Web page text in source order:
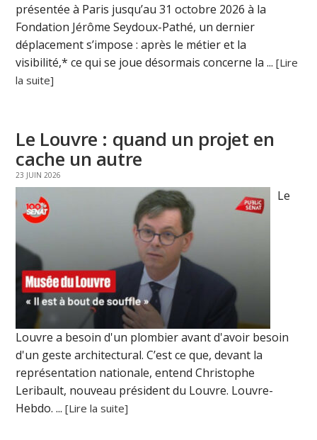
présentée à Paris jusqu’au 31 octobre 2026 à la
Fondation Jérôme Seydoux-Pathé, un dernier
déplacement s’impose : après le métier et la
visibilité,* ce qui se joue désormais concerne la ...[Lire
la suite]
Le Louvre : quand un projet en
cache un autre
23 JUIN 2026
Le
Louvre a besoin d'un plombier avant d'avoir besoin
d'un geste architectural. C’est ce que, devant la
représentation nationale, entend Christophe
Leribault, nouveau président du Louvre. Louvre-
Hebdo. ...[Lire la suite]